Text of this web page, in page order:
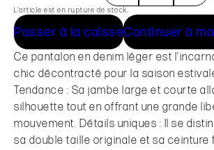
L’article est en rupture de stock.
Passer à la caisseContinuer à
Ce pantalon en denim léger est
chic décontracté pour la saison
Tendance : Sa jambe large et courte
silhouette tout en offrant une grande
mouvement. Détails uniques : Il se
sa double taille originale et sa ceinture